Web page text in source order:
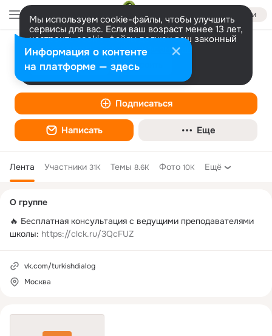
Войти
Мы используем cookie-файлы, чтобы улучшить
сервисы для вас. Если ваш возраст менее 13 лет,
настроить cookie-файлы должен ваш законный
представитель. Больше информации
Разрешить все Настроить
Турецкий язык с курсами "Диалог".
Языковая школа
Подписаться
Написать Еще
Лента Участники 31K Темы 8.6K Фото 10K Ещё
колонка
О группе
🔥 Бесплатная консультация с ведущими преподавателями
школы: https://clck.ru/3QcFUZ
vk.com/turkishdialog
Москва
Информация о контенте
на платформе — здесь